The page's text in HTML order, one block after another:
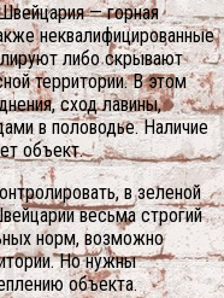
— горная
неквалифицированные
либо скрывают
территории. В этом
сход лавины,
в половодье. Наличие
объект.
в зеленой
весьма строгий
норм, возможно
Но нужны
объекта.